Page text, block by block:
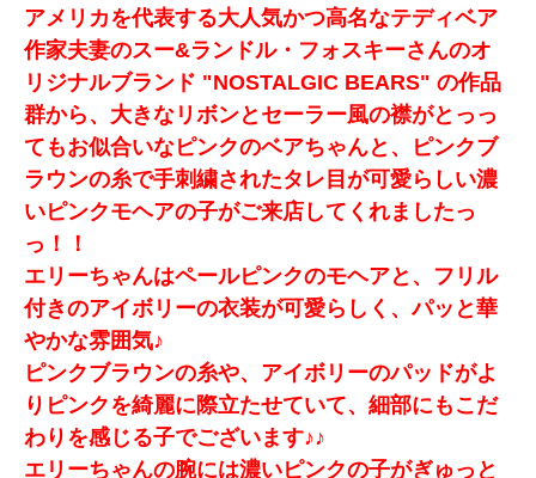
アメリカを代表する大人気かつ高名なテディベア
作家夫妻のスー&ランドル・フォスキーさんのオ
リジナルブランド "NOSTALGIC BEARS" の作品
群から、大きなリボンとセーラー風の襟がとっっ
てもお似合いなピンクのベアちゃんと、ピンクブ
ラウンの糸で手刺繍されたタレ目が可愛らしい濃
いピンクモヘアの子がご来店してくれましたっ
っ！！
エリーちゃんはペールピンクのモヘアと、フリル
付きのアイボリーの衣装が可愛らしく、パッと華
やかな雰囲気♪
ピンクブラウンの糸や、アイボリーのパッドがよ
りピンクを綺麗に際立たせていて、細部にもこだ
わりを感じる子でございます♪♪
エリーちゃんの腕には濃いピンクの子がぎゅっと